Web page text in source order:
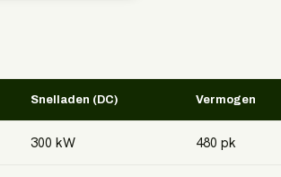
Snelladen (DC) Vermogen
300 kW 480 pk